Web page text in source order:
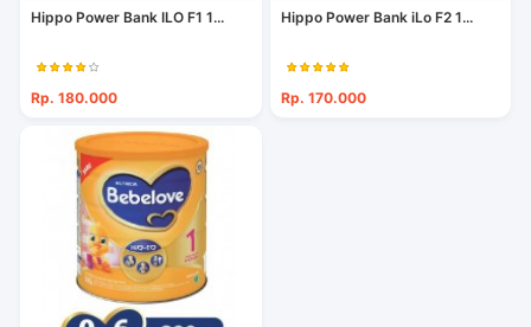
Hippo Power Bank ILO F1 1...
Rp. 180.000
Hippo Power Bank iLo F2 1...
Rp. 170.000